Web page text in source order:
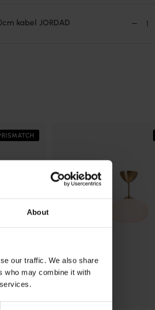
About
our traffic. We also share
who may combine it with
kabel JORDAD